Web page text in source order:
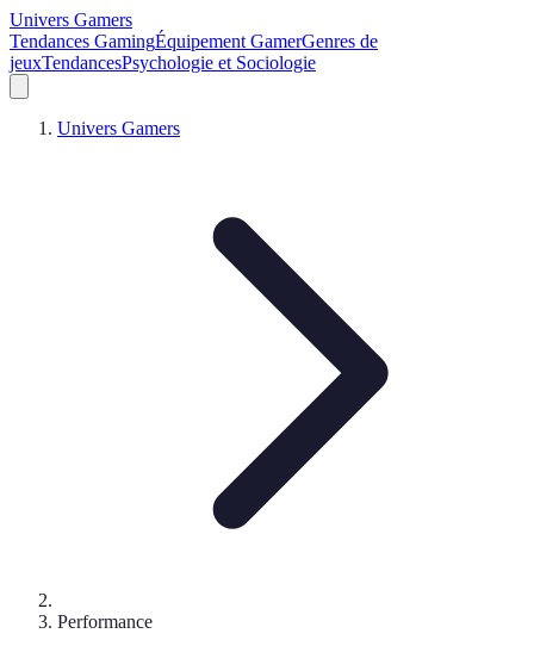
Univers Gamers
Tendances GamingÉquipement GamerGenres de
jeuxTendancesPsychologie et Sociologie
Univers Gamers
Performance